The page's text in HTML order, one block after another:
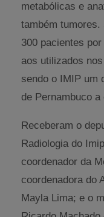
metabólicas e
também tumores.
300 pacientes
aos utilizados
sendo o IMIP um
de Pernambuco
Receberam o
Radiologia do
coordenador da
coordenadora do
Mayla Lima; e o